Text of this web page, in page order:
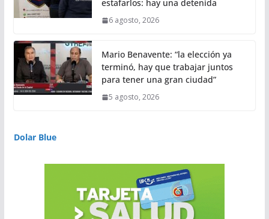
estafarlos: hay una detenida
6 agosto, 2026
Mario Benavente: “la elección ya
terminó, hay que trabajar juntos
para tener una gran ciudad”
5 agosto, 2026
Dolar Blue